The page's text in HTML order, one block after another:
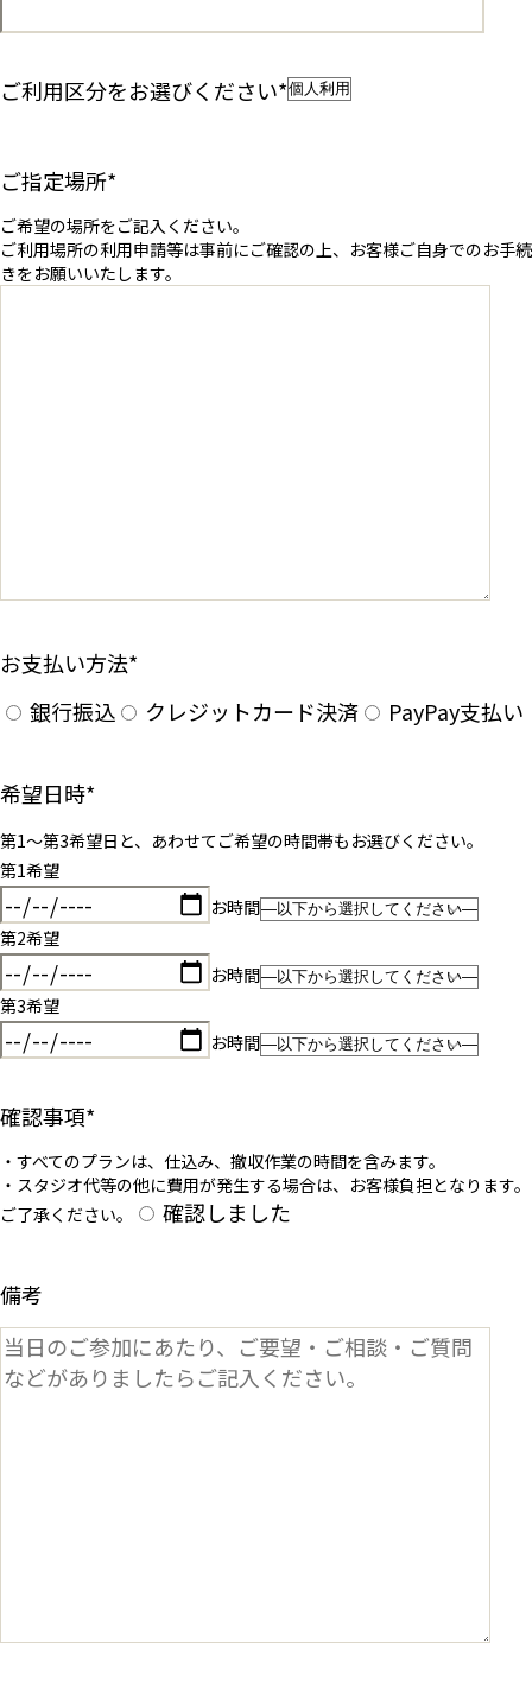
ご利用区分をお選びください*
ご指定場所*
ご希望の場所をご記入ください。
ご利用場所の利用申請等は事前にご確認の上、お客様ご自身でのお手続
きをお願いいたします。
お支払い方法*
銀行振込
クレジットカード決済 PayPay支払い
希望日時*
第1〜第3希望日と、あわせてご希望の時間帯もお選びください。
第1希望
お時間
第2希望
お時間
第3希望
お時間
確認事項*
・すべてのプランは、仕込み、撤収作業の時間を含みます。
・スタジオ代等の他に費用が発生する場合は、お客様負担となります。
ご了承ください。
確認しました
備考